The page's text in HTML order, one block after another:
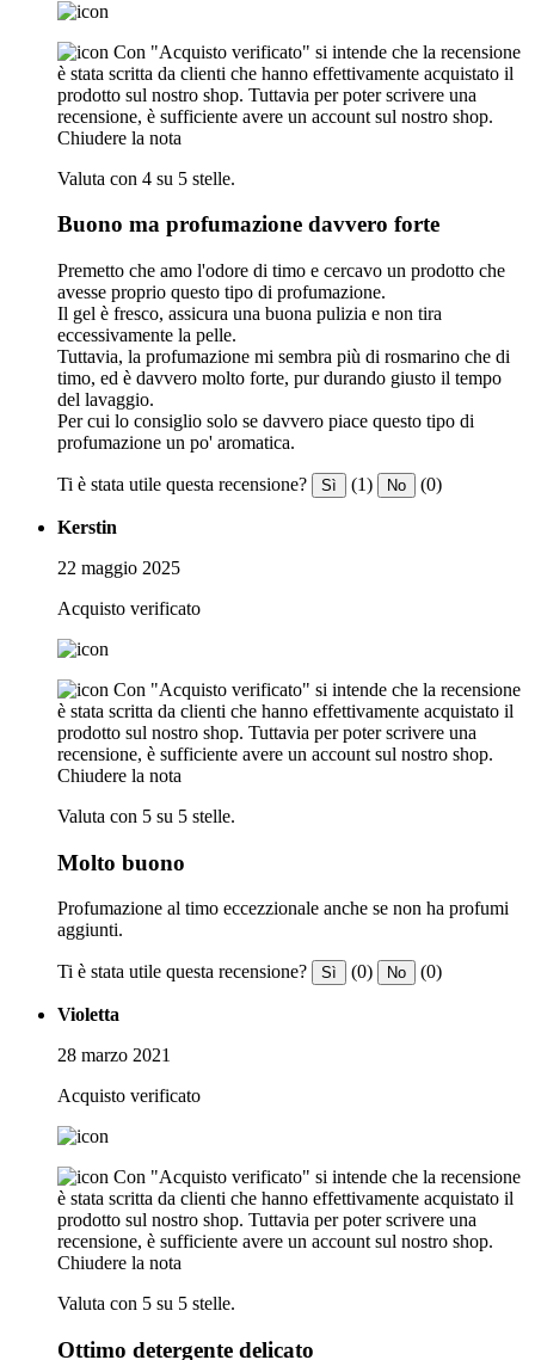
Con "Acquisto verificato" si intende che la recensione
è stata scritta da clienti che hanno effettivamente acquistato il
prodotto sul nostro shop. Tuttavia per poter scrivere una
recensione, è sufficiente avere un account sul nostro shop.
Chiudere la nota
Valuta con 4 su 5 stelle.
Buono ma profumazione davvero forte
Premetto che amo l'odore di timo e cercavo un prodotto che
avesse proprio questo tipo di profumazione.
Il gel è fresco, assicura una buona pulizia e non tira
eccessivamente la pelle.
Tuttavia, la profumazione mi sembra più di rosmarino che di
timo, ed è davvero molto forte, pur durando giusto il tempo
del lavaggio.
Per cui lo consiglio solo se davvero piace questo tipo di
profumazione un po' aromatica.
Ti è stata utile questa recensione? Sì (1) No (0)
Kerstin
22 maggio 2025
Acquisto verificato
Con "Acquisto verificato" si intende che la recensione
è stata scritta da clienti che hanno effettivamente acquistato il
prodotto sul nostro shop. Tuttavia per poter scrivere una
recensione, è sufficiente avere un account sul nostro shop.
Chiudere la nota
Valuta con 5 su 5 stelle.
Molto buono
Profumazione al timo eccezzionale anche se non ha profumi
aggiunti.
Ti è stata utile questa recensione? Sì (0) No (0)
Violetta
28 marzo 2021
Acquisto verificato
Con "Acquisto verificato" si intende che la recensione
è stata scritta da clienti che hanno effettivamente acquistato il
prodotto sul nostro shop. Tuttavia per poter scrivere una
recensione, è sufficiente avere un account sul nostro shop.
Chiudere la nota
Valuta con 5 su 5 stelle.
Ottimo detergente delicato